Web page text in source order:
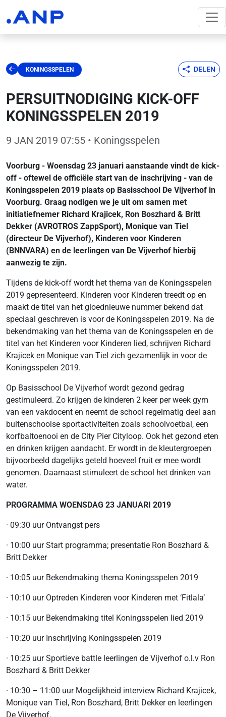
KONINGSSPELEN DELEN
PERSUITNODIGING KICK-OFF
KONINGSSPELEN 2019
9 JAN 2019 07:55 • Koningsspelen
Voorburg - Woensdag 23 januari aanstaande vindt de kick-
off - oftewel de officiële start van de inschrijving - van de
Koningsspelen 2019 plaats op Basisschool De Vijverhof in
Voorburg. Graag nodigen we je uit om samen met
initiatiefnemer Richard Krajicek, Ron Boszhard & Britt
Dekker (AVROTROS ZappSport), Monique van Tiel
(directeur De Vijverhof), Kinderen voor Kinderen
(BNNVARA) en de leerlingen van De Vijverhof hierbij
aanwezig te zijn.
Tijdens de kick-off wordt het thema van de Koningsspelen
2019 gepresenteerd. Kinderen voor Kinderen treedt op en
maakt de titel van het gloednieuwe nummer bekend dat
speciaal geschreven is voor de Koningsspelen 2019. Na de
bekendmaking van het thema van de Koningsspelen en de
titel van het Kinderen voor Kinderen lied, schrijven Richard
Krajicek en Monique van Tiel zich gezamenlijk in voor de
Koningsspelen 2019.
Op Basisschool De Vijverhof wordt gezond gedrag
gestimuleerd. Zo krijgen de kinderen 2 keer per week gym
van een vakdocent en neemt de school regelmatig deel aan
buitenschoolse sportactiviteiten zoals schoolvoetbal, een
korfbaltoenooi en de City Pier Cityloop. Ook het gezond eten
en drinken krijgen aandacht. Er wordt in de kleutergroepen
bijvoorbeeld dagelijks geteld hoeveel fruit er mee wordt
genomen. Daarnaast stimuleert de school het drinken van
water.
PROGRAMMA WOENSDAG 23 JANUARI 2019
· 09:30 uur Ontvangst pers
· 10:00 uur Start programma; presentatie Ron Boszhard &
Britt Dekker
· 10:05 uur Bekendmaking thema Koningsspelen 2019
· 10:10 uur Optreden Kinderen voor Kinderen met ‘Fitlala’
· 10:15 uur Bekendmaking titel Koningsspelen lied 2019
· 10:20 uur Inschrijving Koningsspelen 2019
· 10:25 uur Sportieve battle leerlingen de Vijverhof o.l.v Ron
Boszhard & Britt Dekker
· 10:30 – 11:00 uur Mogelijkheid interview Richard Krajicek,
Monique van Tiel, Ron Boszhard, Britt Dekker en leerlingen
De Vijverhof.